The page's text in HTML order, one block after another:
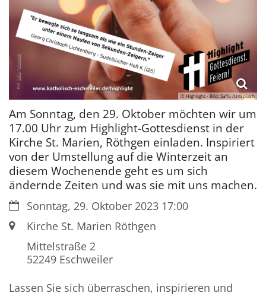
© Highlight - Bild: Saffu /Unsplash
Am Sonntag, den 29. Oktober möchten wir um
17.00 Uhr zum Highlight-Gottesdienst in der
Kirche St. Marien, Röthgen einladen. Inspiriert
von der Umstellung auf die Winterzeit an
diesem Wochenende geht es um sich
ändernde Zeiten und was sie mit uns machen.
Datum:Sonntag, 29. Oktober 2023 17:00
Ort: Kirche St. Marien Röthgen
Mittelstraße 2
52249 Eschweiler
Lassen Sie sich überraschen, inspirieren und